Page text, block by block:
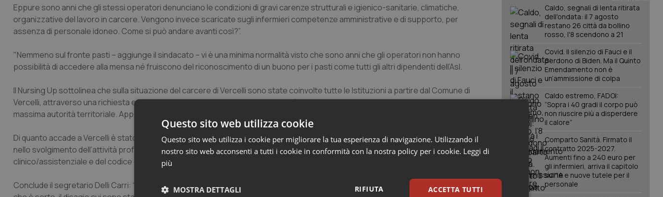
Eppure sono anni che gli stessi operatori denunciano le condizioni di gravi carenze strutturali e igienico-sanitarie, climatiche,
organizzative del lavoro in carcere. Vengono invece scaricate sugli infermieri competenze amministrative e di supporto, per
assenza di personale idoneo. Come si può andare avanti così?”.
"Nemmeno sul fronte pasti – aggiunge il sindacato – vi è una minima normalità visto che sono anni che gli operatori non hanno
possibilità di accedere alla mensa né fruiscono del riconoscimento di un buono per i pasti come tutti gli altri dipendenti dell’Asl.
Il Nursing Up sottolinea che sulla situazione del carcere di Vercelli sono state coinvolte tutte le Istituzioni a partire dal Comune di
Vercelli, attraverso una richiesta esplicita rivolta al Sindaco Maura Forte perché si facesse da tramite con la Direzione Asl, in veste di
massima autorità territoriale. Appelli caduti nel vuoto.
Di quanto accade a Vercelli è stato informato anche l’Ordine degli infermieri, al quale sono state riferite tutte le difficoltà riscontrate
nello svolgimento dell’attività professionale in carcere, nel rispetto delle raccomandazioni di buone pratiche di governo
clinico/assistenziale e del codice deontologico.
Conclude il segretario Delli Carri: “Non è più tollerabile che nessuno si prenda la responsabilità di agire. A meno che, ed è un dubbio
Caldo, segnali di lenta ritirata
dell'ondata: il 7 agosto
restano 26 città da bollino
rosso, l'8 scendono a 21
Covid. Il silenzio di Fauci e il
perdono di Biden. Ma il Quinto
Emendamento non è
un’ammissione di colpa
Caldo estremo, FADOI:
“Sopra i 40 gradi il corpo può
non riuscire più a disperdere
il calore”
Comparto Sanità. Firmato il
contratto 2025-2027.
Aumenti fino a 240 euro per
gli infermieri, arriva il capitolo
sull'IA e nuove tutele per il
personale
Questo sito web utilizza cookie
Questo sito web utilizza i cookie per migliorare la tua esperienza di navigazione. Utilizzando il
nostro sito web acconsenti a tutti i cookie in conformità con la nostra policy per i cookie. Leggi di
più
ACCETTA TUTTI
RIFIUTA
MOSTRA DETTAGLI